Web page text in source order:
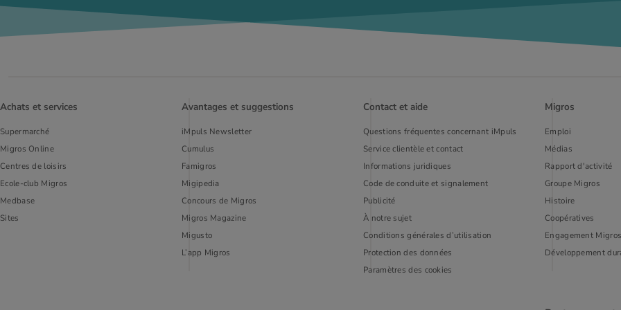
Achats et services
Supermarché
Migros Online
Centres de loisirs
Ecole-club Migros
Medbase
Sites
Avantages et suggestions
iMpuls Newsletter
Cumulus
Famigros
Migipedia
Concours de Migros
Migros Magazine
Migusto
L’app Migros
Contact et aide
Questions fréquentes concernant iMpuls
Service clientèle et contact
Informations juridiques
Code de conduite et signalement
Publi­cité
À notre sujet
Conditions générales d’utilisation
Protection des données
Paramètres des cookies
Migros
Emploi
Médias
Rapport d'activité
Groupe Migros
Histoire
Coopératives
Engagement Migros
Développement